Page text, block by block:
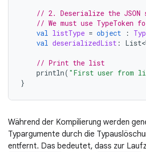
// 2. Deserialize the
// We must use
val listType = object :
val deserializedList :
// Print the list
println( "First user from
}
Während der Kompilierung werden
Typargumente durch die
entfernt. Das bedeutet, dass zur